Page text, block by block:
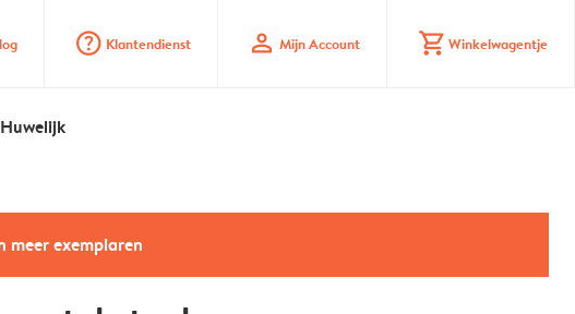
question_mark_circle Klantendienst profile Mijn Account shopping_cart Winkelwagentje
Huwelijk
meer exemplaren